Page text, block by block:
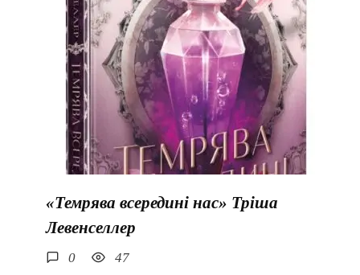
«Темрява всередині нас» Тріша
Левенселлер
0 47